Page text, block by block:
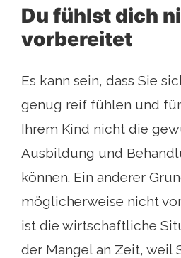
Du fühlst dich
vorbereitet
Es kann sein, dass Sie
genug reif fühlen und
Ihrem Kind nicht die
Ausbildung und
können. Ein anderer
möglicherweise nicht
ist die wirtschaftliche
der Mangel an Zeit, weil